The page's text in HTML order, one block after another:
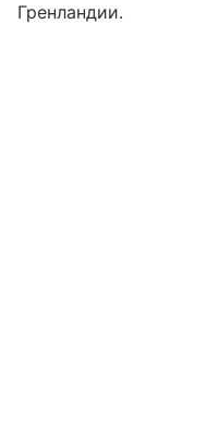
Гренландии.